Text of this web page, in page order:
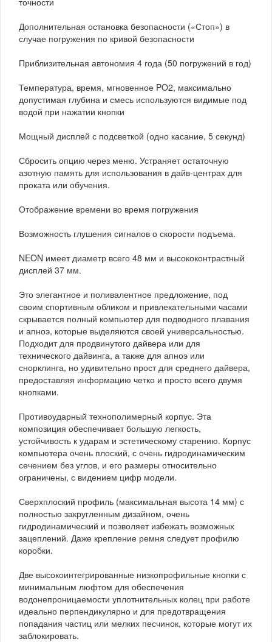
Дополнительная остановка безопасности («Стоп») в
случае погружения по кривой безопасности
Приблизительная автономия 4 года (50 погружений в год)
Температура, время, мгновенное PO2, максимально
допустимая глубина и смесь используются видимые под
водой при нажатии кнопки
Мощный дисплей с подсветкой (одно касание, 5 секунд)
Сбросить опцию через меню. Устраняет остаточную
азотную память для использования в дайв-центрах для
проката или обучения.
Отображение времени во время погружения
Возможность глушения сигналов о скорости подъема.
NEON имеет диаметр всего 48 мм и высококонтрастный
дисплей 37 мм.
Это элегантное и поливалентное предложение, под
своим спортивным обликом и привлекательными часами
скрывается полный компьютер для подводного плавания
и апноэ, которые выделяются своей универсальностью.
Подходит для продвинутого дайвера или для
технического дайвинга, а также для апноэ или
снорклинга, но удивительно прост для среднего дайвера,
предоставляя информацию четко и просто всего двумя
кнопками.
Противоударный технополимерный корпус. Эта
композиция обеспечивает большую легкость,
устойчивость к ударам и эстетическому старению. Корпус
компьютера очень плоский, с очень гидродинамическим
сечением без углов, и его размеры относительно
ограничены, с видением цифр модели.
Сверхплоский профиль (максимальная высота 14 мм) с
полностью закругленным дизайном, очень
гидродинамический и позволяет избежать возможных
зацеплений. Даже крепление ремня следует профилю
коробки.
Две высокоинтегрированные низкопрофильные кнопки с
минимальным люфтом для обеспечения
водонепроницаемости уплотнительных колец при работе
идеально перпендикулярно и для предотвращения
попадания частиц или мелких песчинок, которые могут их
заблокировать.